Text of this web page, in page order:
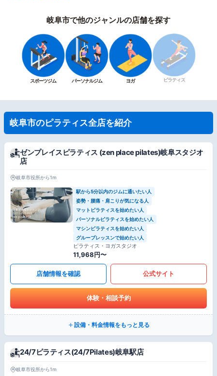
岐阜市で他のジャンルの店舗を探す
スポーツジム パーソナルジム ヨガ ピラティス
岐阜市のピラティス全店を紹介
ゼンプレイスピラティス (zen place pilates)岐阜スタジオ
店
岐阜市役所から1m
駅から5分以内のジムに通いたい人
姿勢・腰痛・肩こりが気になる人
マットピラティスを始めたい人
パーソナルピラティスを始めたい人
マシンピラティスを始めたい人
グループレッスンで始めたい人
ピラティス・ヨガスタジオ
11,968円〜
店舗情報を確認 公式サイト
体験・相談予約
設備・料金情報をもっと見る
24/7ピラティス(24/7Pilates)岐阜駅店
岐阜市役所から1m